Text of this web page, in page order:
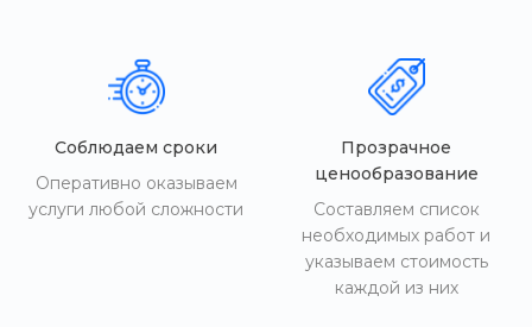
Соблюдаем сроки
Оперативно оказываем
услуги любой сложности
Прозрачное
ценообразование
Составляем список
необходимых работ и
указываем стоимость
каждой из них